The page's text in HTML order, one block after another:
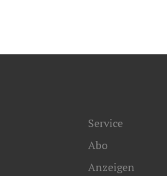
Service
Abo
Anzeigen